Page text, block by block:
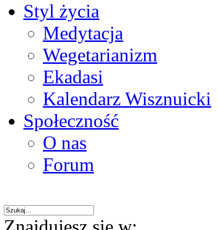
Styl życia
Medytacja
Wegetarianizm
Ekadasi
Kalendarz Wisznuicki
Społeczność
O nas
Forum